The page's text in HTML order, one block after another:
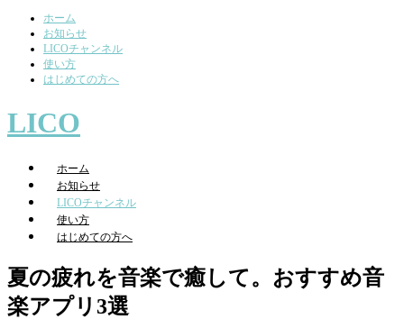
ホーム
お知らせ
LICOチャンネル
使い方
はじめての方へ
LICO
ホーム
お知らせ
LICOチャンネル
使い方
はじめての方へ
夏の疲れを音楽で癒して。おすすめ音
楽アプリ3選